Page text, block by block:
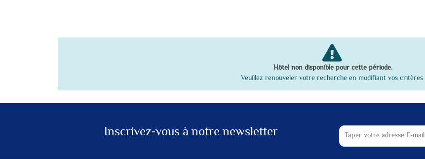
Hôtel non disponible pour cette période.
Veuillez renouveler votre recherche en modifiant vos critères
Inscrivez-vous à notre newsletter